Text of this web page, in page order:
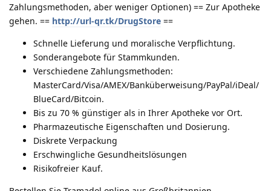
Zahlungsmethoden, aber weniger Optionen) == Zur Apotheke
gehen. == http://url-qr.tk/DrugStore ==
Schnelle Lieferung und moralische Verpflichtung.
Sonderangebote für Stammkunden.
Verschiedene Zahlungsmethoden:
MasterCard/Visa/AMEX/Banküberweisung/PayPal/iDeal/
BlueCard/Bitcoin.
Bis zu 70 % günstiger als in Ihrer Apotheke vor Ort.
Pharmazeutische Eigenschaften und Dosierung.
Diskrete Verpackung
Erschwingliche Gesundheitslösungen
Risikofreier Kauf.